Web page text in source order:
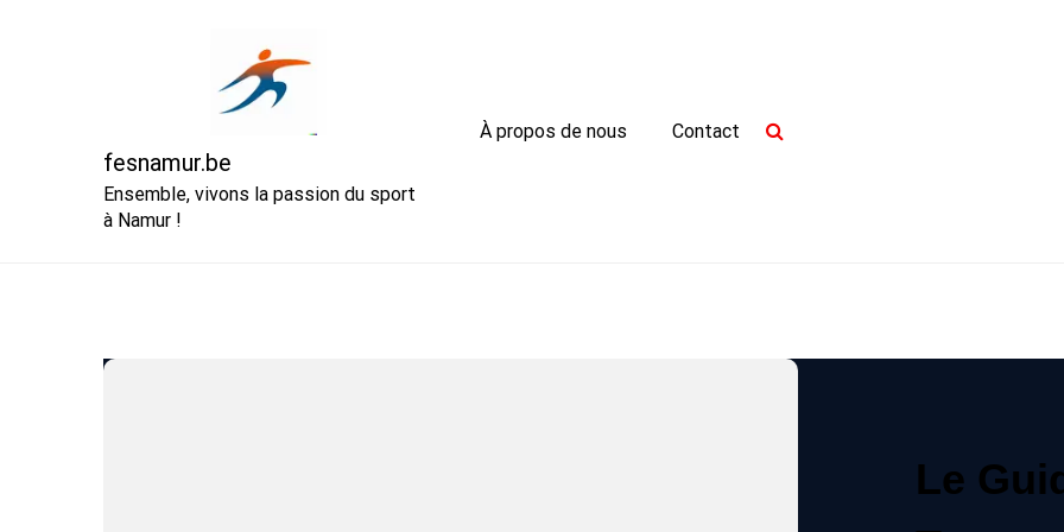
fesnamur.be
Ensemble, vivons la passion du sport
à Namur !
À propos de nous Contact
Le